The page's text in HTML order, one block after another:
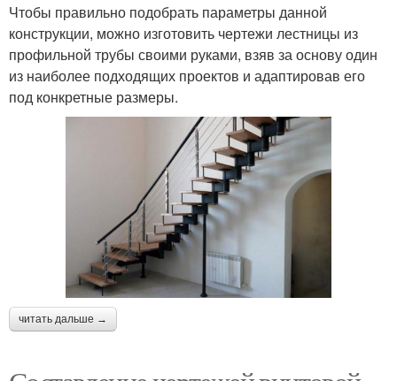
Чтобы правильно подобрать параметры данной
конструкции, можно изготовить чертежи лестницы из
профильной трубы своими руками, взяв за основу один
из наиболее подходящих проектов и адаптировав его
под конкретные размеры.
читать дальше →